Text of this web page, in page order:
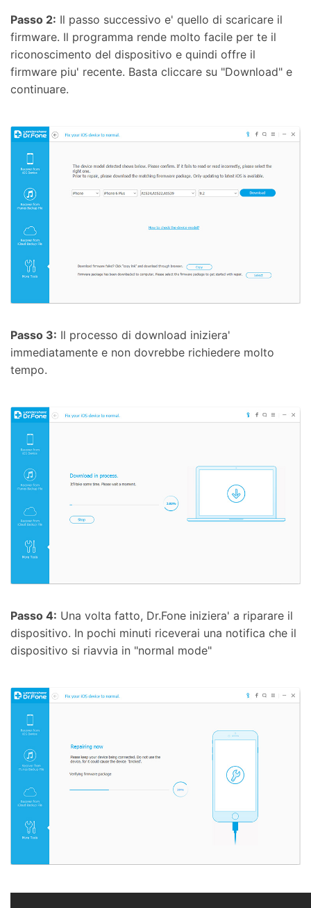
Passo 2: Il passo successivo e' quello di scaricare il
firmware. Il programma rende molto facile per te il
riconoscimento del dispositivo e quindi offre il
firmware piu' recente. Basta cliccare su "Download" e
continuare.
Passo 3: Il processo di download iniziera'
immediatamente e non dovrebbe richiedere molto
tempo.
Passo 4: Una volta fatto, Dr.Fone iniziera' a riparare il
dispositivo. In pochi minuti riceverai una notifica che il
dispositivo si riavvia in "normal mode"